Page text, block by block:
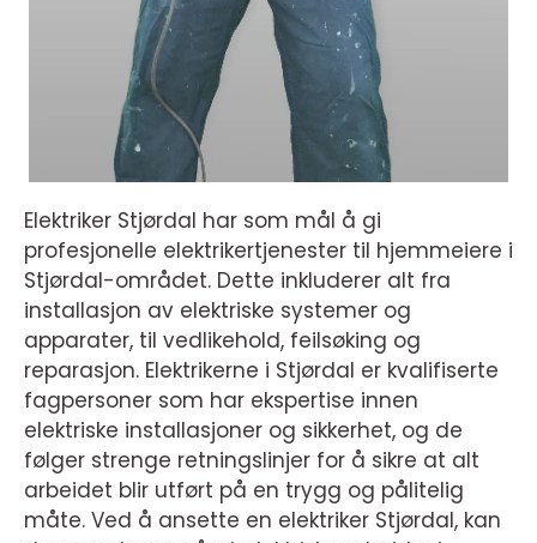
Elektriker Stjørdal har som mål å gi
profesjonelle elektrikertjenester til hjemmeiere i
Stjørdal-området. Dette inkluderer alt fra
installasjon av elektriske systemer og
apparater, til vedlikehold, feilsøking og
reparasjon. Elektrikerne i Stjørdal er kvalifiserte
fagpersoner som har ekspertise innen
elektriske installasjoner og sikkerhet, og de
følger strenge retningslinjer for å sikre at alt
arbeidet blir utført på en trygg og pålitelig
måte. Ved å ansette en elektriker Stjørdal, kan